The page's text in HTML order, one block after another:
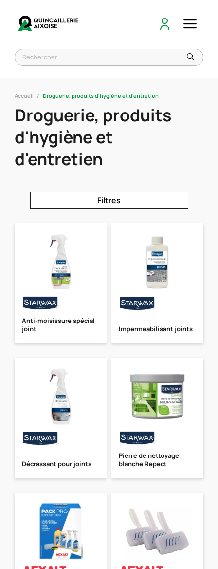
Accueil Droguerie, produits d'hygiène et d'entretien
Droguerie, produits
d'hygiène et
d'entretien
Filtres
Anti-moisissure spécial
joint
Imperméabilisant joints
Décrassant pour joints
Pierre de nettoyage
blanche Repect